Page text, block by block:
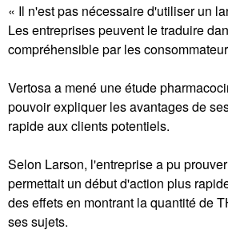
« Il n'est pas nécessaire d'utiliser un
Les entreprises peuvent le traduire
compréhensible par les
Vertosa a mené une étude
pouvoir expliquer les avantages de
rapide aux clients potentiels.
Selon Larson, l'entreprise a pu
permettait un début d'action plus
des effets en montrant la quantité de
ses sujets.